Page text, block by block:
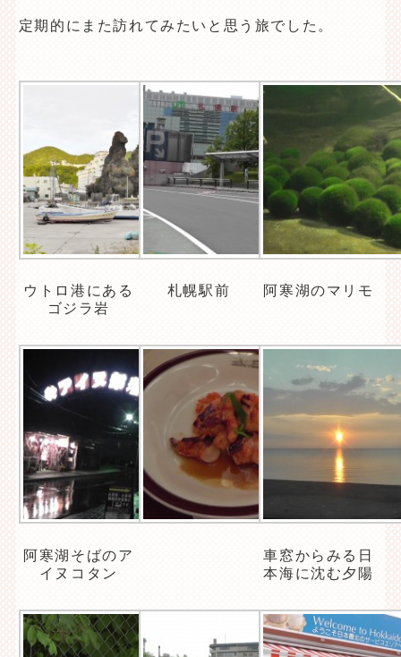
定期的にまた訪れてみたいと思う旅でした。
ウトロ港にある
ゴジラ岩
札幌駅前 阿寒湖のマリモ
阿寒湖そばのア
イヌコタン
車窓からみる日
本海に沈む夕陽